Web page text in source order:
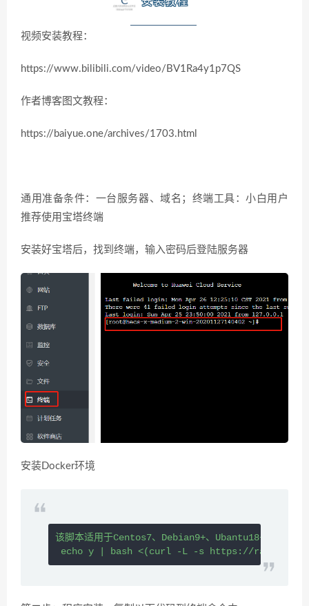
视频安装教程：
https://www.bilibili.com/video/BV1Ra4y1p7QS
作者博客图文教程：
https://baiyue.one/archives/1703.html
通用准备条件：一台服务器、域名；终端工具：小白用户
推荐使用宝塔终端
安装好宝塔后，找到终端，输入密码后登陆服务器
安装Docker环境
该脚本适用于Centos7、Debian9+、Ubantu18+等，复制
echo y bash <(curl -L -s https://